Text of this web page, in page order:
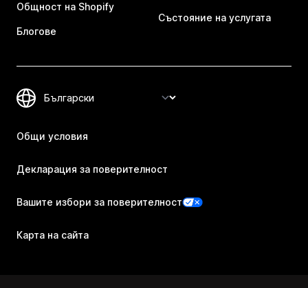
Общност на Shopify
Блогове
Състояние на услугата
Общи условия
Декларация за поверителност
Вашите избори за поверителност
Карта на сайта